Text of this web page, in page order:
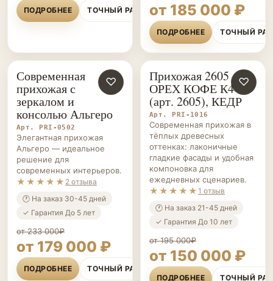
ПОДРОБНЕЕ ТОЧНЫЙ РАСЧЁТот 185 000 ₽
ПОДРОБНЕЕ ТОЧНЫЙ
ПРИХОЖИЕ НА ЗАКАЗ
♡
Современная
прихожая с
зеркалом и
консолью Альгеро
Арт. PRI-0502
Элегантная прихожая
Альгеро — идеальное
решение для
современных интерьеров.
★★★★★ 2 отзыва
🕐 На заказ 30-45 дней
✓ Гарантия До 5 лет
от 233 000₽
от 179 000 ₽
ПОДРОБНЕЕ ТОЧНЫЙ РАСЧЁТ
ПРИХОЖИЕ НА ЗАКАЗ
♡
Прихожая 2605
ОРЕХ КОФЕ К4
(арт. 2605), КЕДР
Арт. PRI-1016
Современная прихожая в
тёплых древесных
оттенках: лаконичные
гладкие фасады и удобная
компоновка для
ежедневных сценариев.
★★★★★ 1 отзыв
🕐 На заказ 21-45 дней
✓ Гарантия До 10 лет
от 195 000₽
от 150 000 ₽
ПОДРОБНЕЕ ТОЧНЫЙ